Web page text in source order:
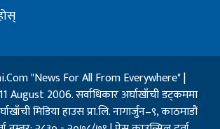
"News For All From Everywhere" |
August 2006. सर्वाधिकार अर्घाखाँची डट्कममा
मिडिया हाउस प्रा.लि. नागार्जुन–९, काठमाडौं